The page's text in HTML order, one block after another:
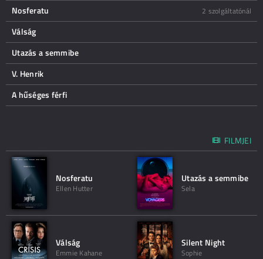
Nosferatu
2 szolgáltatónál
Válság
Utazás a semmibe
V. Henrik
A hűséges férfi
FILMJEI
Nosferatu
Ellen Hutter
Utazás a semmibe
Sela
Válság
Emmie Kahane
Silent Night
Sophie